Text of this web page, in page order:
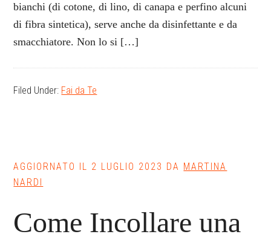
bianchi (di cotone, di lino, di canapa e perfino alcuni
di fibra sintetica), serve anche da disinfettante e da
smacchiatore. Non lo si […]
Filed Under: Fai da Te
AGGIORNATO IL 2 LUGLIO 2023 DA MARTINA
NARDI
Come Incollare una